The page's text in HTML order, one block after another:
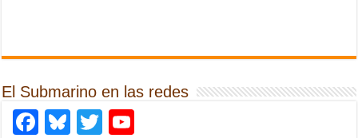
El Submarino en las redes
Facebook
Bluesky
Twitter